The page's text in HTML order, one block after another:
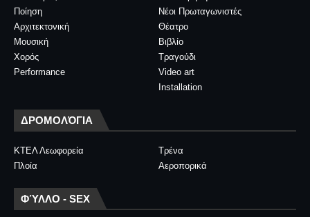
Νέοι Πρωταγωνιστές
Ποίηση
Θέατρο
Αρχιτεκτονική
Βιβλίο
Μουσική
Τραγούδι
Χορός
Video art
Performance
Installation
ΔΡΟΜΟΛΌΓΙΑ
ΚΤΕΛ Λεωφορεία
Τρένα
Πλοία
Αεροπορικά
ΦΎΛΛΟ - SEX